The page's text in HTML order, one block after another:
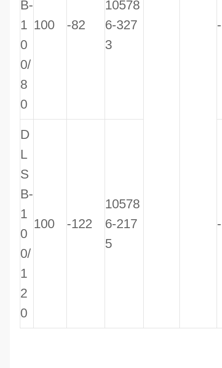
B-
1
0
0/
8
0
100 -82
10578
6-327
3
D
L
S
B-
1
0
0/
1
2
0
100 -122
10578
6-217
5